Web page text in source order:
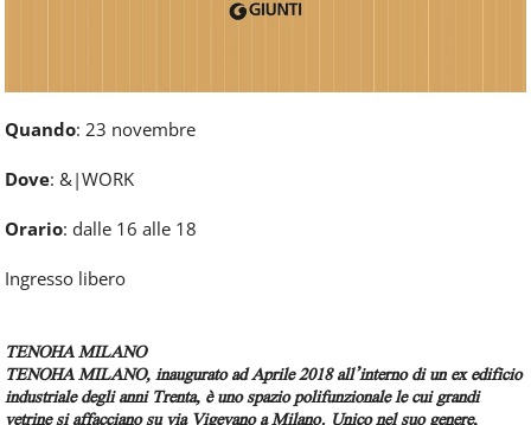
Quando: 23 novembre
Dove: &|WORK
Orario: dalle 16 alle 18
Ingresso libero
TENOHA MILANO
TENOHA MILANO, inaugurato ad Aprile 2018 all’interno di un ex edificio
industriale degli anni Trenta, è uno spazio polifunzionale le cui grandi